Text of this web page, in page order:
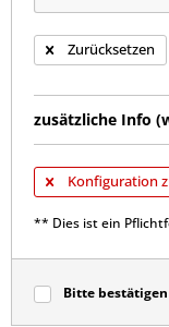
Zurücksetzen
zusätzliche Info
Konfiguration
** Dies ist ein
Bitte